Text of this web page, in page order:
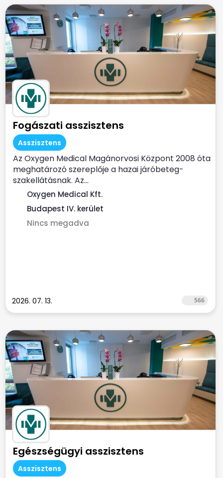
Fogászati asszisztens
Asszisztens
Az Oxygen Medical Magánorvosi Központ 2008 óta
meghatározó szereplője a hazai járóbeteg-
szakellátásnak. Az...
Oxygen Medical Kft.
Budapest IV. kerület
Nincs megadva
2026. 07. 13. 566
Egészségügyi asszisztens
Asszisztens